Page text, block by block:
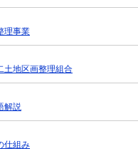
理事業
土地区画整理組合
解説
仕組み